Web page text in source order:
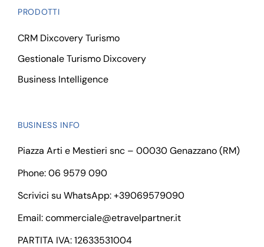
PRODOTTI
CRM Dixcovery Turismo
Gestionale Turismo Dixcovery
Business Intelligence
BUSINESS INFO
Piazza Arti e Mestieri snc – 00030 Genazzano (RM)
Phone: 06 9579 090
Scrivici su WhatsApp:+39069579090
Email:commerciale@etravelpartner.it
PARTITA IVA: 12633531004